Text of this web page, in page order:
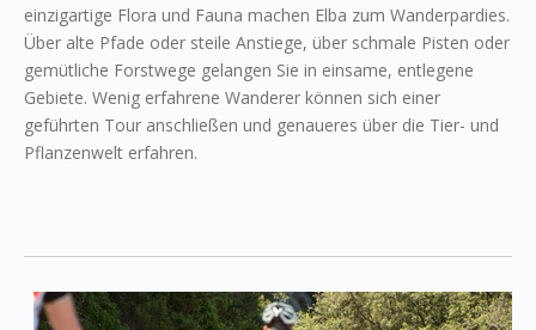
einzigartige Flora und Fauna machen Elba zum Wanderpardies.
Über alte Pfade oder steile Anstiege, über schmale Pisten oder
gemütliche Forstwege gelangen Sie in einsame, entlegene
Gebiete. Wenig erfahrene Wanderer können sich einer
geführten Tour anschließen und genaueres über die Tier- und
Pflanzenwelt erfahren.